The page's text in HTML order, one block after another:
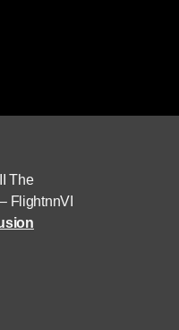
The
FlightnnVI